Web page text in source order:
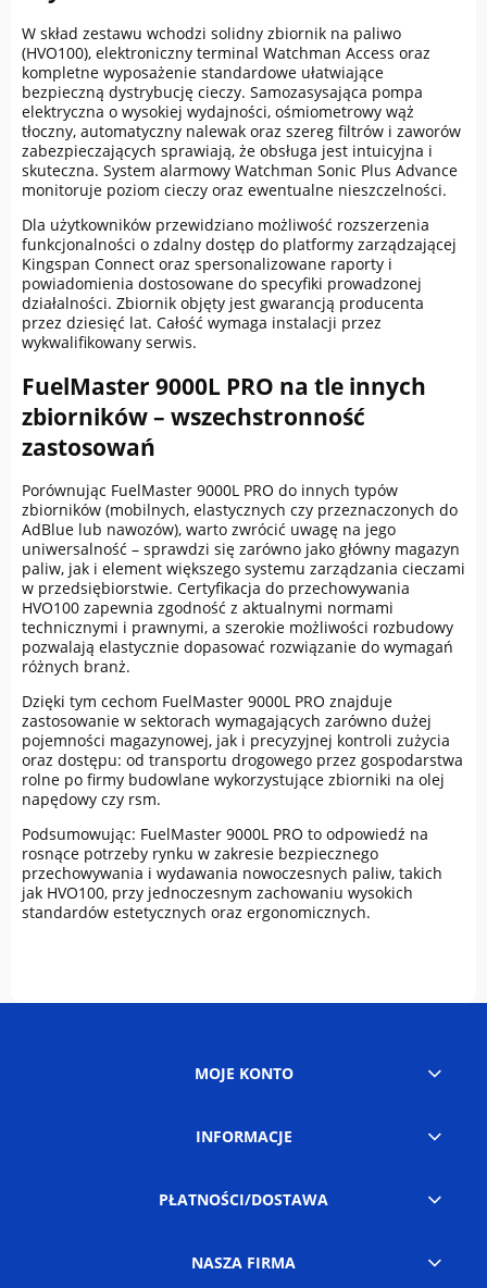
W skład zestawu wchodzi solidny zbiornik na paliwo
(HVO100), elektroniczny terminal Watchman Access oraz
kompletne wyposażenie standardowe ułatwiające
bezpieczną dystrybucję cieczy. Samozasysająca pompa
elektryczna o wysokiej wydajności, ośmiometrowy wąż
tłoczny, automatyczny nalewak oraz szereg filtrów i zaworów
zabezpieczających sprawiają, że obsługa jest intuicyjna i
skuteczna. System alarmowy Watchman Sonic Plus Advance
monitoruje poziom cieczy oraz ewentualne nieszczelności.
Dla użytkowników przewidziano możliwość rozszerzenia
funkcjonalności o zdalny dostęp do platformy zarządzającej
Kingspan Connect oraz spersonalizowane raporty i
powiadomienia dostosowane do specyfiki prowadzonej
działalności. Zbiornik objęty jest gwarancją producenta
przez dziesięć lat. Całość wymaga instalacji przez
wykwalifikowany serwis.
FuelMaster 9000L PRO na tle innych
zbiorników – wszechstronność
zastosowań
Porównując FuelMaster 9000L PRO do innych typów
zbiorników (mobilnych, elastycznych czy przeznaczonych do
AdBlue lub nawozów), warto zwrócić uwagę na jego
uniwersalność – sprawdzi się zarówno jako główny magazyn
paliw, jak i element większego systemu zarządzania cieczami
w przedsiębiorstwie. Certyfikacja do przechowywania
HVO100 zapewnia zgodność z aktualnymi normami
technicznymi i prawnymi, a szerokie możliwości rozbudowy
pozwalają elastycznie dopasować rozwiązanie do wymagań
różnych branż.
Dzięki tym cechom FuelMaster 9000L PRO znajduje
zastosowanie w sektorach wymagających zarówno dużej
pojemności magazynowej, jak i precyzyjnej kontroli zużycia
oraz dostępu: od transportu drogowego przez gospodarstwa
rolne po firmy budowlane wykorzystujące zbiorniki na olej
napędowy czy rsm.
Podsumowując: FuelMaster 9000L PRO to odpowiedź na
rosnące potrzeby rynku w zakresie bezpiecznego
przechowywania i wydawania nowoczesnych paliw, takich
jak HVO100, przy jednoczesnym zachowaniu wysokich
standardów estetycznych oraz ergonomicznych.
MOJE KONTO
INFORMACJE
PŁATNOŚCI/DOSTAWA
NASZA FIRMA